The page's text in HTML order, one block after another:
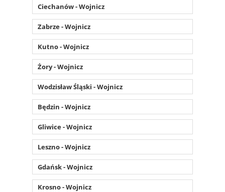
Ciechanów - Wojnicz
Zabrze - Wojnicz
Kutno - Wojnicz
Żory - Wojnicz
Wodzisław Śląski - Wojnicz
Będzin - Wojnicz
Gliwice - Wojnicz
Leszno - Wojnicz
Gdańsk - Wojnicz
Krosno - Wojnicz